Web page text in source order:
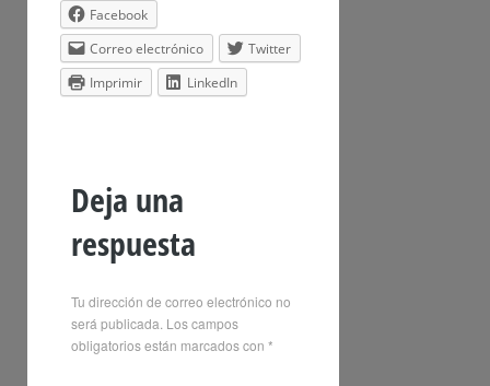
Facebook
Correo electrónico
Twitter
Imprimir
LinkedIn
Deja una
respuesta
Tu dirección de correo electrónico no
será publicada. Los campos
obligatorios están marcados con *